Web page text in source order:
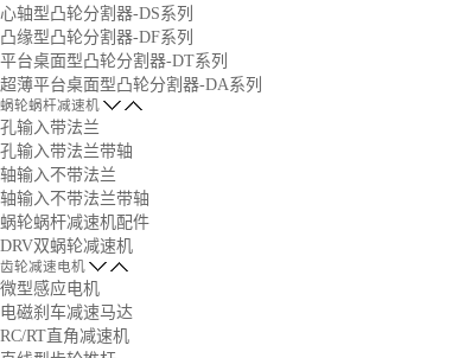
心轴型凸轮分割器-DS系列
凸缘型凸轮分割器-DF系列
平台桌面型凸轮分割器-DT系列
超薄平台桌面型凸轮分割器-DA系列
蜗轮蜗杆减速机
孔输入带法兰
孔输入带法兰带轴
轴输入不带法兰
轴输入不带法兰带轴
蜗轮蜗杆减速机配件
DRV双蜗轮减速机
齿轮减速电机
微型感应电机
电磁刹车减速马达
RC/RT直角减速机